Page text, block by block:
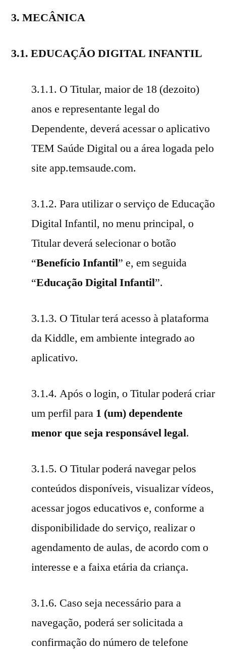
3. MECÂNICA
3.1. EDUCAÇÃO DIGITAL INFANTIL
3.1.1. O Titular, maior de 18 (dezoito)
anos e representante legal do
Dependente, deverá acessar o aplicativo
TEM Saúde Digital ou a área logada pelo
site app.temsaude.com.
3.1.2. Para utilizar o serviço de Educação
Digital Infantil, no menu principal, o
Titular deverá selecionar o botão
“Benefício Infantil” e, em seguida
“Educação Digital Infantil”.
3.1.3. O Titular terá acesso à plataforma
da Kiddle, em ambiente integrado ao
aplicativo.
3.1.4. Após o login, o Titular poderá criar
um perfil para 1 (um) dependente
menor que seja responsável legal.
3.1.5. O Titular poderá navegar pelos
conteúdos disponíveis, visualizar vídeos,
acessar jogos educativos e, conforme a
disponibilidade do serviço, realizar o
agendamento de aulas, de acordo com o
interesse e a faixa etária da criança.
3.1.6. Caso seja necessário para a
navegação, poderá ser solicitada a
confirmação do número de telefone